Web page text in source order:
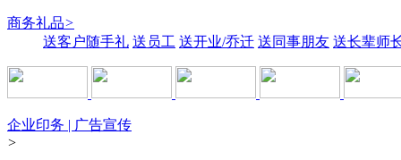
商务礼品>
送客户随手礼 送员工 送开业/乔迁 送同事朋友 送长辈师
企业印务 | 广告宣传
>